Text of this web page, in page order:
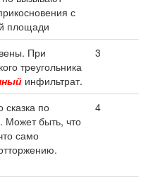
с
площади
При
треугольника
инфильтрат.
3
по
Может быть, что
само
4